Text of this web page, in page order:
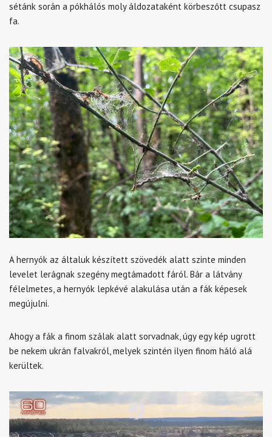
sétánk során a pókhálós moly áldozataként körbeszőtt csupasz
fa.
A hernyók az általuk készített szövedék alatt szinte minden
levelet lerágnak szegény megtámadott fáról. Bár a látvány
félelmetes, a hernyók lepkévé alakulása után a fák képesek
megújulni.
Ahogy a fák a finom szálak alatt sorvadnak, úgy egy kép ugrott
be nekem ukrán falvakról, melyek szintén ilyen finom háló alá
kerültek.